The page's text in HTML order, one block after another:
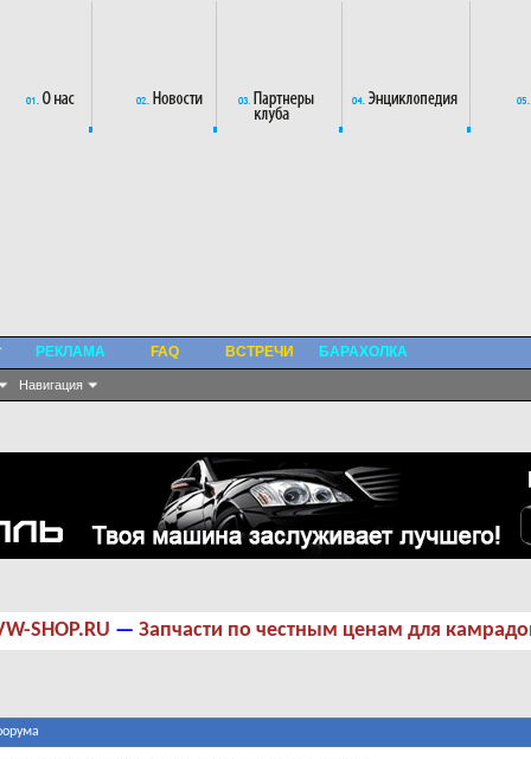
Навигация
РЕКЛАМА FAQ ВСТРЕЧИ БАРАХОЛКА
SHOP.RU — Запчасти по честным ценам для